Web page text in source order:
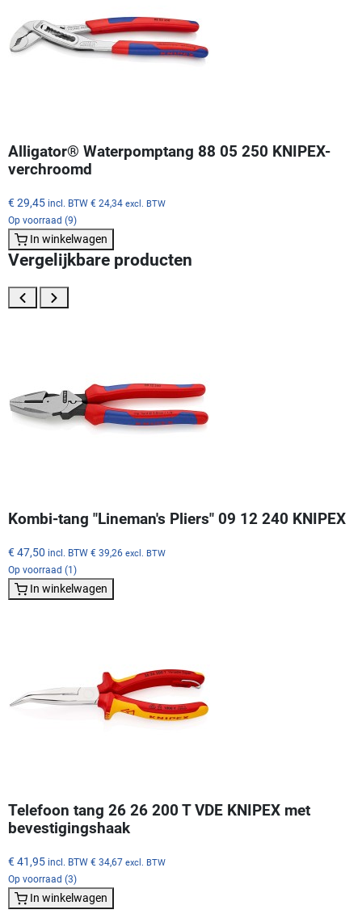
Alligator® Waterpomptang 88 05 250 KNIPEX-
verchroomd
€ 29,45 incl. BTW € 24,34 excl. BTW
Op voorraad (9)
In winkelwagen
Vergelijkbare producten
Kombi-tang "Lineman's Pliers" 09 12 240 KNIPEX
€ 47,50 incl. BTW € 39,26 excl. BTW
Op voorraad (1)
In winkelwagen
Telefoon tang 26 26 200 T VDE KNIPEX met
bevestigingshaak
€ 41,95 incl. BTW € 34,67 excl. BTW
Op voorraad (3)
In winkelwagen